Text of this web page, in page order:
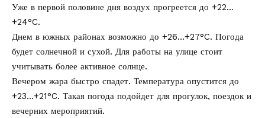
Уже в первой половине дня воздух прогреется до +22…
+24°C.
Днем в южных районах возможно до +26…+27°C. Погода
будет солнечной и сухой. Для работы на улице стоит
учитывать более активное солнце.
Вечером жара быстро спадет. Температура опустится до
+23…+21°C. Такая погода подойдет для прогулок, поездок и
вечерних мероприятий.